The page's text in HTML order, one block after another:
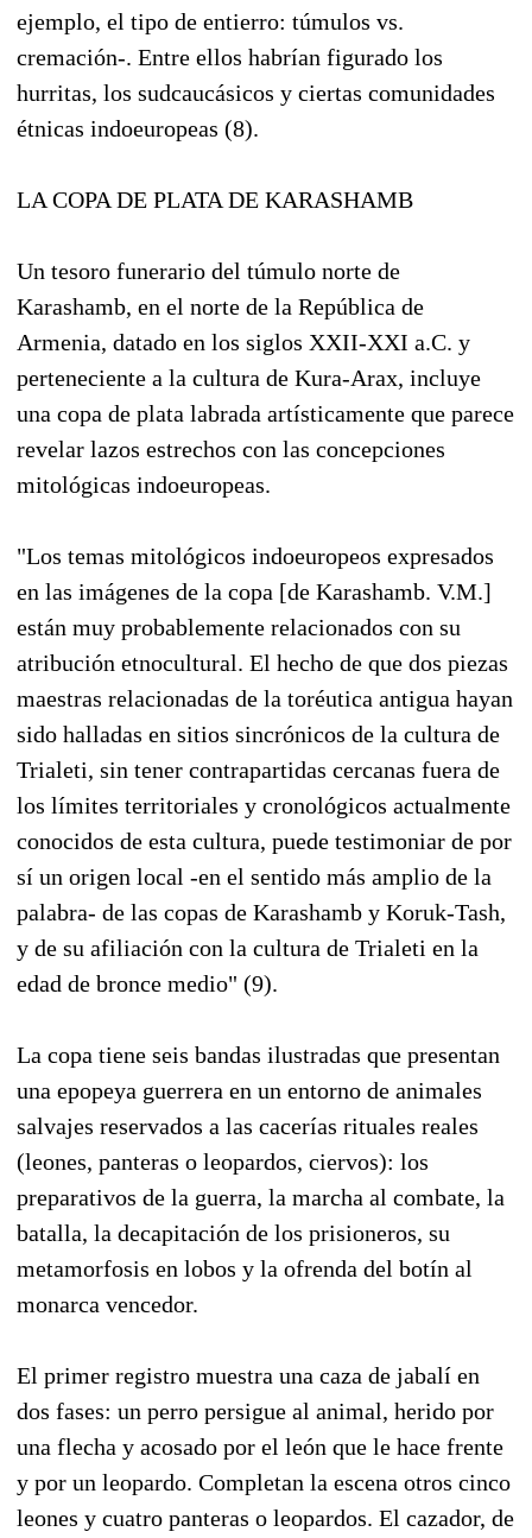
ejemplo, el tipo de entierro: túmulos vs.
cremación-. Entre ellos habrían figurado los
hurritas, los sudcaucásicos y ciertas comunidades
étnicas indoeuropeas (8).
LA COPA DE PLATA DE KARASHAMB
Un tesoro funerario del túmulo norte de
Karashamb, en el norte de la República de
Armenia, datado en los siglos XXII-XXI a.C. y
perteneciente a la cultura de Kura-Arax, incluye
una copa de plata labrada artísticamente que parece
revelar lazos estrechos con las concepciones
mitológicas indoeuropeas.
"Los temas mitológicos indoeuropeos expresados
en las imágenes de la copa [de Karashamb. V.M.]
están muy probablemente relacionados con su
atribución etnocultural. El hecho de que dos piezas
maestras relacionadas de la toréutica antigua hayan
sido halladas en sitios sincrónicos de la cultura de
Trialeti, sin tener contrapartidas cercanas fuera de
los límites territoriales y cronológicos actualmente
conocidos de esta cultura, puede testimoniar de por
sí un origen local -en el sentido más amplio de la
palabra- de las copas de Karashamb y Koruk-Tash,
y de su afiliación con la cultura de Trialeti en la
edad de bronce medio" (9).
La copa tiene seis bandas ilustradas que presentan
una epopeya guerrera en un entorno de animales
salvajes reservados a las cacerías rituales reales
(leones, panteras o leopardos, ciervos): los
preparativos de la guerra, la marcha al combate, la
batalla, la decapitación de los prisioneros, su
metamorfosis en lobos y la ofrenda del botín al
monarca vencedor.
El primer registro muestra una caza de jabalí en
dos fases: un perro persigue al animal, herido por
una flecha y acosado por el león que le hace frente
y por un leopardo. Completan la escena otros cinco
leones y cuatro panteras o leopardos. El cazador, de